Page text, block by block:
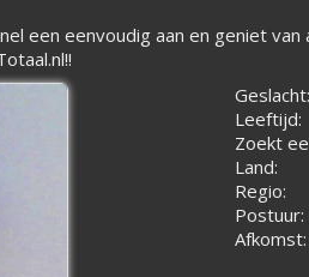
een eenvoudig aan en geniet
Geslacht:
Leeftijd:
Zoekt
Land:
Regio:
Postuur:
Afkomst: